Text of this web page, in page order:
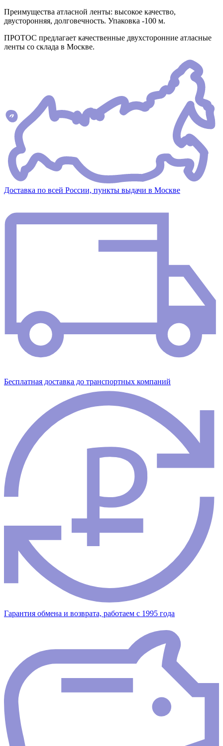
Преимущества атласной ленты: высокое качество,
двусторонняя, долговечность. Упаковка -100 м.
ПРОТОС предлагает качественные двухсторонние атласные
ленты со склада в Москве.
Доставка по всей России, пункты выдачи в Москве
Бесплатная доставка до транспортных компаний
Гарантия обмена и возврата, работаем с 1995 года